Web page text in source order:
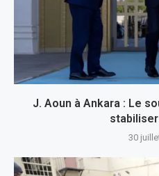
J. Aoun à Ankara : Le
30